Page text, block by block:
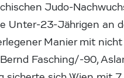
Judo-
Unter-23-Jährigen an
Manier mit
Fasching/-90,